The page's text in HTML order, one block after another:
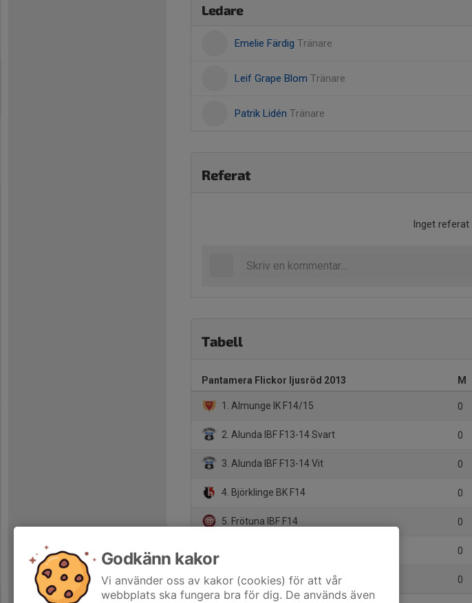
Ledare
Emelie Färdig Tränare
Leif Grape Blom Tränare
Patrik Lidén Tränare
Referat
Inget referat
Tabell
Pantamera Flickor ljusröd 2013 M
1. Almunge IK F14/15 0
2. Alunda IBF F13-14 Svart 0
3. Alunda IBF F13-14 Vit 0
4. Björklinge BK F14 0
5. Frötuna IBF F14 0
0
7. Storvreta Ungdom IBK F14 0
Godkänn kakor
Vi använder oss av kakor (cookies) för att vår
webbplats ska fungera bra för dig. De används även